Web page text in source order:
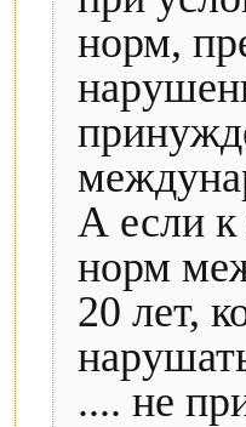
норм,
А если к
норм
20 лет,
.... не